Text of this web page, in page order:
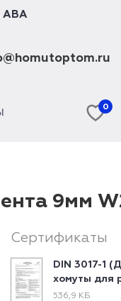
ABA
0
9мм
Сертификаты
DIN 3017-1
хомуты для
536,9 КБ